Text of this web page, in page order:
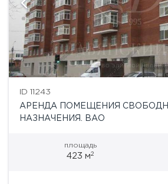
ID 11243
АРЕНДА ПОМЕЩЕНИЯ
НАЗНАЧЕНИЯ. ВАО
площадь
423 м2